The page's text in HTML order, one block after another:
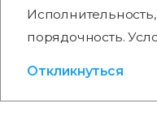
Исполнительность,
порядочность.
Откликнуться